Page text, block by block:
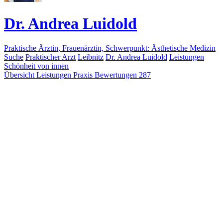
Dr. Andrea Luidold
Praktische Ärztin, Frauenärztin, Schwerpunkt: Ästhetische Medizin
Suche Praktischer Arzt Leibnitz Dr. Andrea Luidold Leistungen
Schönheit von innen
Übersicht Leistungen Praxis Bewertungen 287